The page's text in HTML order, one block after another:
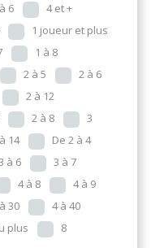
6
4 et +
1 joueur et plus
1 à 8
2 à 5
2 à 6
2 à 12
2 à 8
3
14
De 2 à 4
à 6
3 à 7
4 à 8
4 à 9
30
4 à 40
plus 8